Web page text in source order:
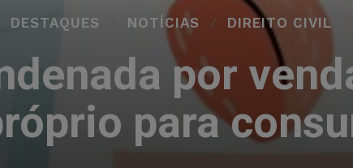
DESTAQUES NOTÍCIAS DIREITO CIVIL
por
para